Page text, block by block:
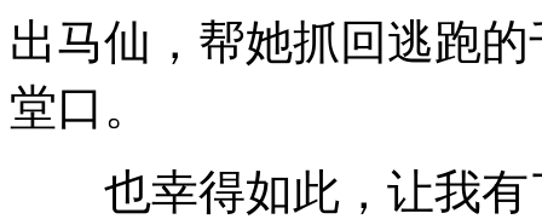
出马仙，帮她抓回逃跑
堂口。
也幸得如此，让我有